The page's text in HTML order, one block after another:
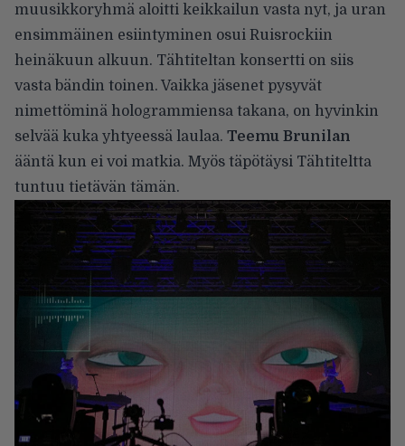
muusikkoryhmä aloitti keikkailun vasta nyt, ja uran
ensimmäinen esiintyminen osui Ruisrockiin
heinäkuun alkuun. Tähtiteltan konsertti on siis
vasta bändin toinen. Vaikka jäsenet pysyvät
nimettöminä hologrammiensa takana, on hyvinkin
selvää kuka yhtyeessä laulaa. Teemu Brunilan
ääntä kun ei voi matkia. Myös täpötäysi Tähtiteltta
tuntuu tietävän tämän.